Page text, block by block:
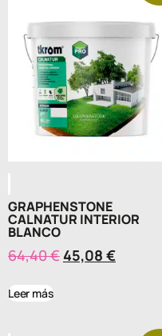
GRAPHENSTONE
CALNATUR INTERIOR
BLANCO
64,40€ 45,08 €
Leer más